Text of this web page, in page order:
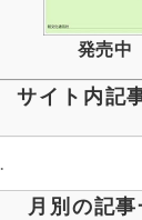
発売中
サイト内記
月別の記事